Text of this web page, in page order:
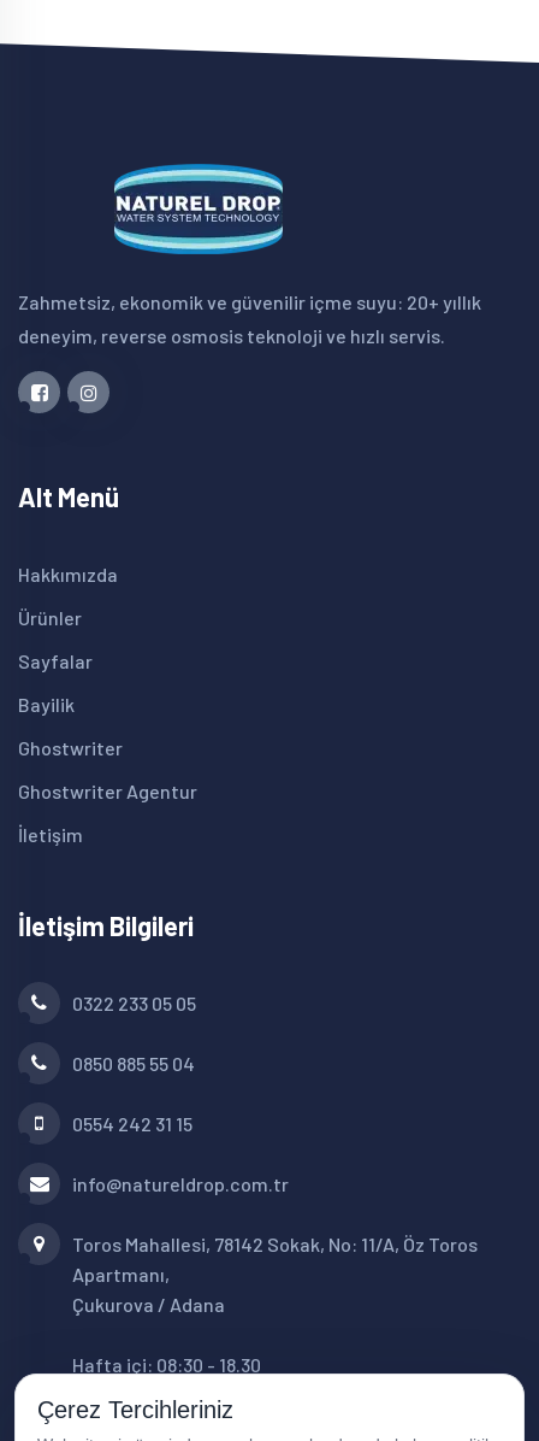
Zahmetsiz, ekonomik ve güvenilir içme suyu: 20+ yıllık
deneyim, reverse osmosis teknoloji ve hızlı servis.
Alt Menü
Hakkımızda
Ürünler
Sayfalar
Bayilik
Ghostwriter
Ghostwriter Agentur
İletişim
İletişim Bilgileri
0322 233 05 05
0850 885 55 04
0554 242 31 15
info@natureldrop.com.tr
Toros Mahallesi, 78142 Sokak, No: 11/A, Öz Toros
Apartmanı,
Çukurova / Adana
Hafta içi: 08:30 - 18.30
Cumartesi: 08:30 - 16:00
Çerez Tercihleriniz